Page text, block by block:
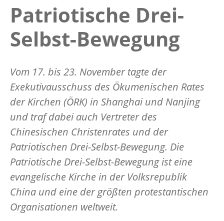
Patriotische Drei-
Selbst-Bewegung
Vom 17. bis 23. November tagte der
Exekutivausschuss des Ökumenischen Rates
der Kirchen (ÖRK) in Shanghai und Nanjing
und traf dabei auch Vertreter des
Chinesischen Christenrates und der
Patriotischen Drei-Selbst-Bewegung. Die
Patriotische Drei-Selbst-Bewegung ist eine
evangelische Kirche in der Volksrepublik
China und eine der größten protestantischen
Organisationen weltweit.